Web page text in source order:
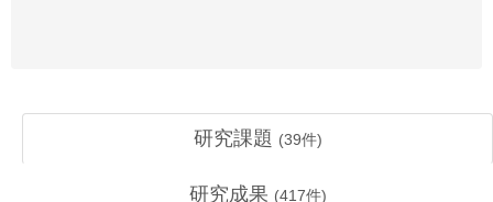
研究課題 (39件)
研究成果 (417件)